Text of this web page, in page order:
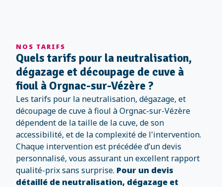
NOS TARIFS
Quels tarifs pour la neutralisation,
dégazage et découpage de cuve à
fioul à Orgnac-sur-Vézère ?
Les tarifs pour la neutralisation, dégazage, et
découpage de cuve à fioul à Orgnac-sur-Vézère
dépendent de la taille de la cuve, de son
accessibilité, et de la complexité de l'intervention.
Chaque intervention est précédée d’un devis
personnalisé, vous assurant un excellent rapport
qualité-prix sans surprise. Pour un devis
détaillé de neutralisation, dégazage et